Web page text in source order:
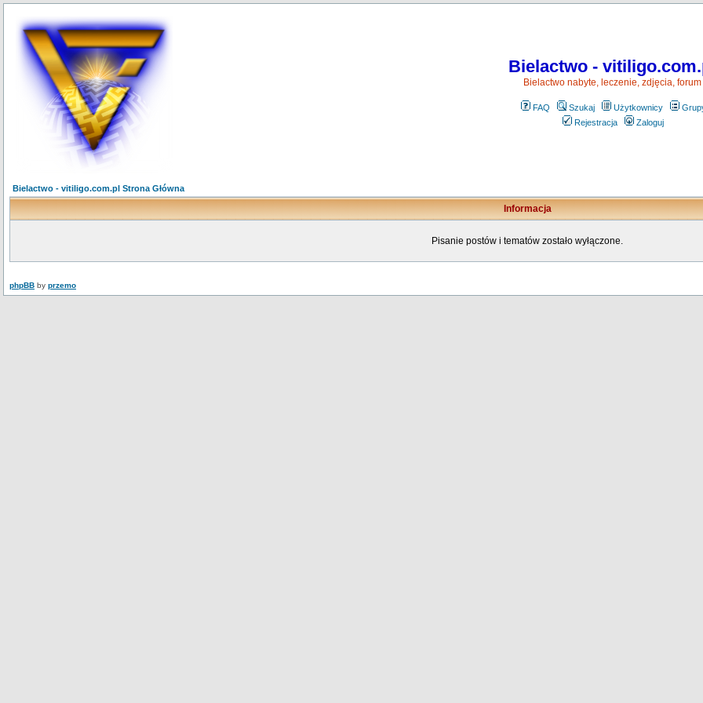
Bielactwo -
Bielactwo nabyte, leczenie, zdjęcia, forum
FAQ Szukaj Użytkownicy
Rejestracja
Zaloguj
Bielactwo - vitiligo.com.pl Strona Główna
Informacja
Pisanie postów i tematów zostało wyłączone.
phpBB by przemo